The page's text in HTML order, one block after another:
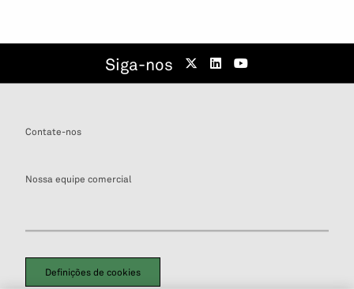
Siga-nos
Contate-nos
Nossa equipe comercial
Definições de cookies